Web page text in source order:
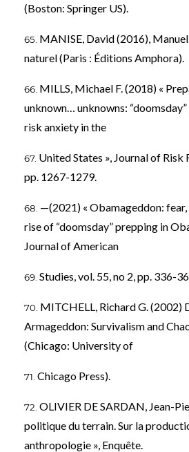
(Boston: Springer US).
MANISE, David (2016),
naturel (Paris : Éditions Amphora).
MILLS, Michael F. (2018) «
unknown… unknowns:
risk anxiety in the
United States », Journal of Risk
pp. 1267-1279.
—(2021) « Obamageddon:
rise of “doomsday” prepping in
Journal of American
Studies, vol. 55, no 2, pp. 336-
MITCHELL, Richard G. (2002)
Armageddon: Survivalism and
(Chicago: University of
Chicago Press).
OLIVIER DE SARDAN, Jean-
politique du terrain. Sur la
anthropologie », Enquête.